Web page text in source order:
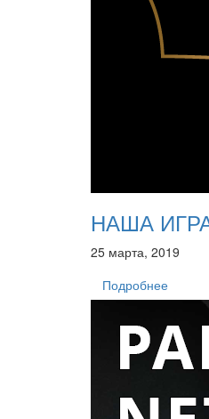
НАША
25 марта, 2019
Подробнее